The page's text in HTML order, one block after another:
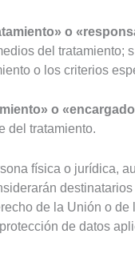
o
del tratamiento;
o los criterios
o
del tratamiento.
física o jurídica,
de la Unión o
de datos